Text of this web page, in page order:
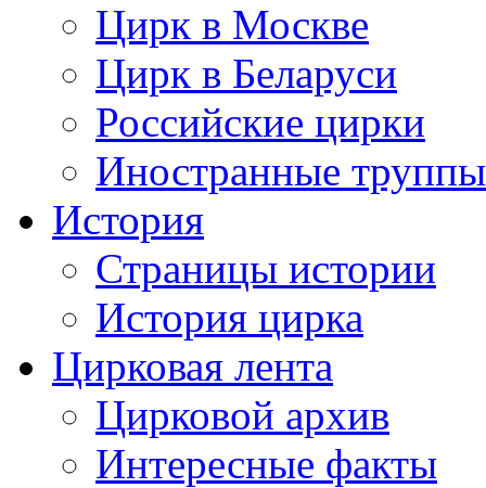
Цирк в Москве
Цирк в Беларуси
Российские цирки
Иностранные труппы
История
Страницы истории
История цирка
Цирковая лента
Цирковой архив
Интересные факты